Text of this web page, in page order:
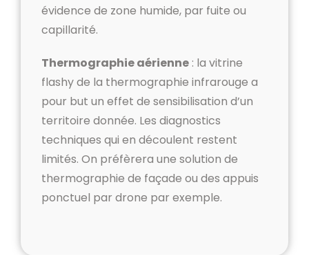
évidence de zone humide, par fuite ou
capillarité.
Thermographie aérienne: la vitrine
flashy de la thermographie infrarouge a
pour but un effet de sensibilisation d’un
territoire donnée. Les diagnostics
techniques qui en découlent restent
limités. On préfèrera une solution de
thermographie de façade ou des appuis
ponctuel par drone par exemple.